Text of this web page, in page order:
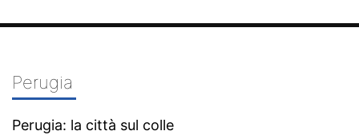
Perugia
Perugia: la città sul colle